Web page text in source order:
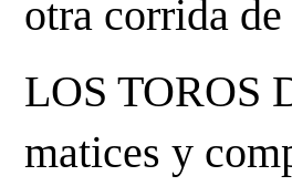
otra corrida
LOS TOROS
matices y